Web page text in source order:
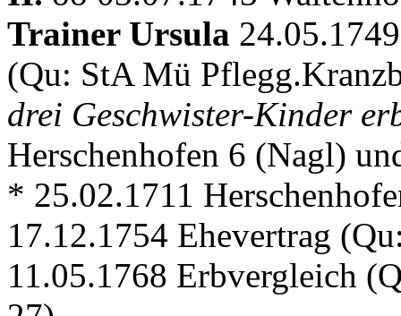
Trainer Ursula
(Qu: StA Mü
drei Geschwister-Kinder
Herschenhofen 6 (Nagl)
* 25.02.1711
17.12.1754 Ehevertrag
11.05.1768 Erbvergleich